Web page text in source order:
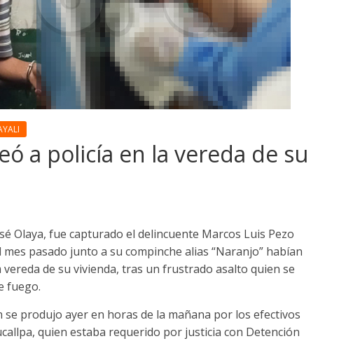
a policía en la vereda de su
Olaya, fue capturado el delincuente Marcos Luis Pezo
mes pasado junto a su compinche alias “Naranjo” habían
de su vivienda, tras un frustrado asalto quien se
fuego.
produjo ayer en horas de la mañana por los efectivos
quien estaba requerido por justicia con Detención